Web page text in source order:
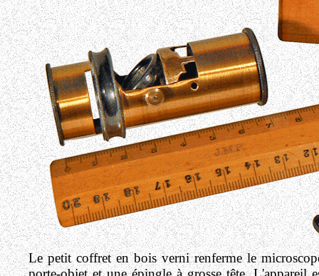
Le petit coffret en bois verni renferme le